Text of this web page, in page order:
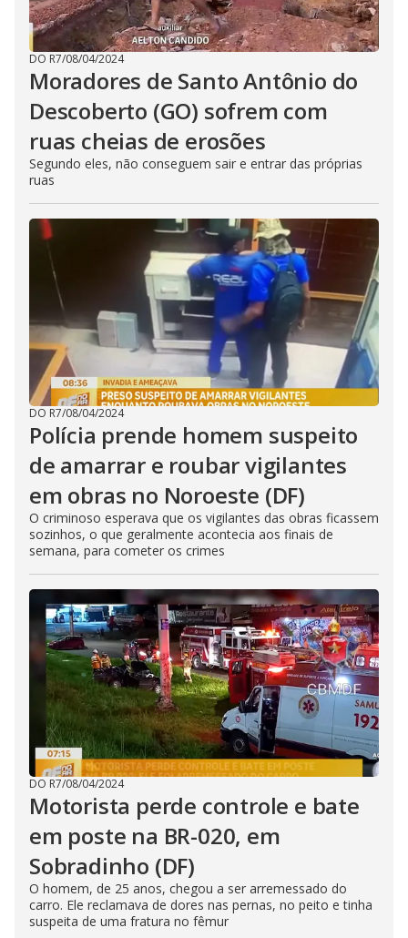
DO R7/08/04/2024
Moradores de Santo Antônio do
Descoberto (GO) sofrem com
ruas cheias de erosões
Segundo eles, não conseguem sair e entrar das próprias
ruas
DO R7/08/04/2024
Polícia prende homem suspeito
de amarrar e roubar vigilantes
em obras no Noroeste (DF)
O criminoso esperava que os vigilantes das obras ficassem
sozinhos, o que geralmente acontecia aos finais de
semana, para cometer os crimes
DO R7/08/04/2024
Motorista perde controle e bate
em poste na BR-020, em
Sobradinho (DF)
O homem, de 25 anos, chegou a ser arremessado do
carro. Ele reclamava de dores nas pernas, no peito e tinha
suspeita de uma fratura no fêmur